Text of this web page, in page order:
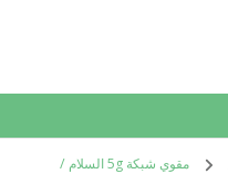
مقوي شبكة 5g السلام /